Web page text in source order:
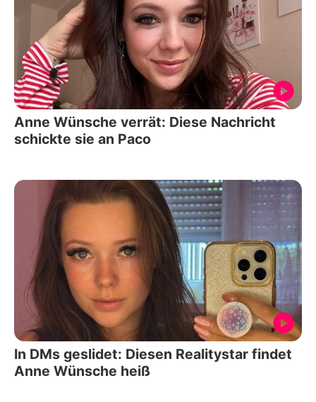
Anne Wünsche verrät: Diese Nachricht
schickte sie an Paco
In DMs geslidet: Diesen Realitystar findet
Anne Wünsche heiß